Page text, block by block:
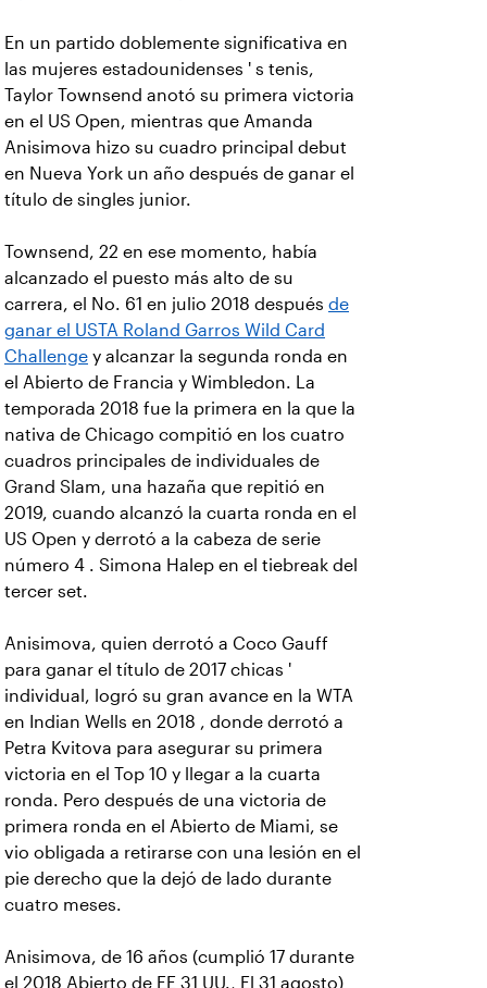
En un partido doblemente significativa en
las mujeres estadounidenses ' s tenis,
Taylor Townsend anotó su primera victoria
en el US Open, mientras que Amanda
Anisimova hizo su cuadro principal debut
en Nueva York un año después de ganar el
título de singles junior.
Townsend, 22 en ese momento, había
alcanzado el puesto más alto de su
carrera, el No. 61 en julio 2018 después de
ganar el USTA Roland Garros Wild Card
Challenge y alcanzar la segunda ronda en
el Abierto de Francia y Wimbledon. La
temporada 2018 fue la primera en la que la
nativa de Chicago compitió en los cuatro
cuadros principales de individuales de
Grand Slam, una hazaña que repitió en
2019, cuando alcanzó la cuarta ronda en el
US Open y derrotó a la cabeza de serie
número 4 . Simona Halep en el tiebreak del
tercer set.
Anisimova, quien derrotó a Coco Gauff
para ganar el título de 2017 chicas '
individual, logró su gran avance en la WTA
en Indian Wells en 2018 , donde derrotó a
Petra Kvitova para asegurar su primera
victoria en el Top 10 y llegar a la cuarta
ronda. Pero después de una victoria de
primera ronda en el Abierto de Miami, se
vio obligada a retirarse con una lesión en el
pie derecho que la dejó de lado durante
cuatro meses.
Anisimova, de 16 años (cumplió 17 durante
el 2018 Abierto de EE 31 UU., El 31 agosto)